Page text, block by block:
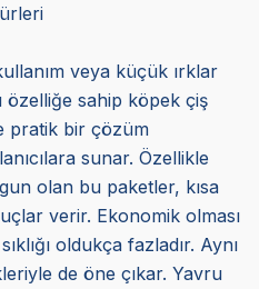
veya küçük ırklar
özelliğe sahip köpek çiş
pratik bir çözüm
sunar. Özellikle
olan bu paketler, kısa
verir. Ekonomik olması
oldukça fazladır. Aynı
de öne çıkar. Yavru